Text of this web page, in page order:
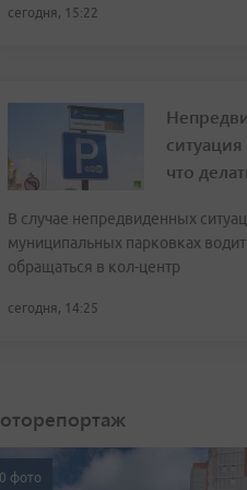
сегодня, 15:22
что
В случае непредвиденных
муниципальных парковках
обращаться в кол-центр
сегодня, 14:25
фото